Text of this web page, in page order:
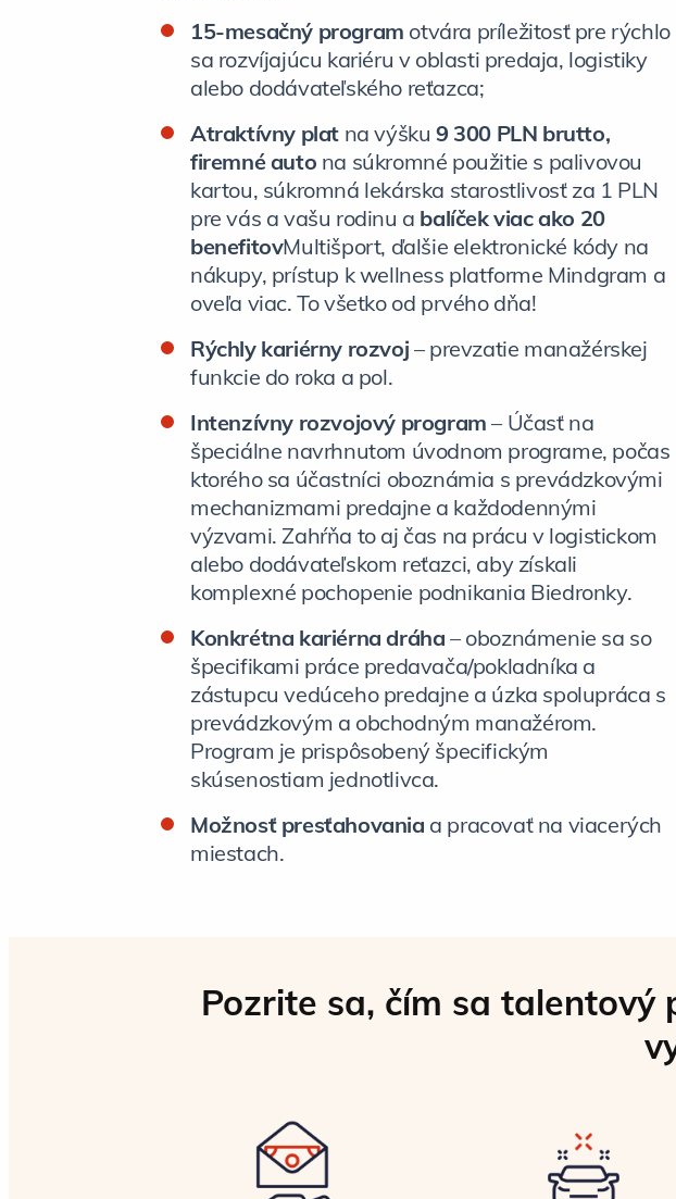
15-mesačný program otvára príležitosť pre rýchlo
sa rozvíjajúcu kariéru v oblasti predaja, logistiky
alebo dodávateľského reťazca;
Atraktívny plat na výšku9 300 PLN brutto,
firemné auto na súkromné použitie s palivovou
kartou, súkromná lekárska starostlivosť za 1 PLN
pre vás a vašu rodinu a balíček viac ako 20
benefitovMultišport, ďalšie elektronické kódy na
nákupy, prístup k wellness platforme Mindgram a
oveľa viac. To všetko od prvého dňa!
Rýchly kariérny rozvoj – prevzatie manažérskej
funkcie do roka a pol.
Intenzívny rozvojový program – Účasť na
špeciálne navrhnutom úvodnom programe, počas
ktorého sa účastníci oboznámia s prevádzkovými
mechanizmami predajne a každodennými
výzvami. Zahŕňa to aj čas na prácu v logistickom
alebo dodávateľskom reťazci, aby získali
komplexné pochopenie podnikania Biedronky.
Konkrétna kariérna dráha – oboznámenie sa so
špecifikami práce predavača/pokladníka a
zástupcu vedúceho predajne a úzka spolupráca s
prevádzkovým a obchodným manažérom.
Program je prispôsobený špecifickým
skúsenostiam jednotlivca.
Možnosť presťahovania a pracovať na viacerých
miestach.
Pozrite sa, čím sa